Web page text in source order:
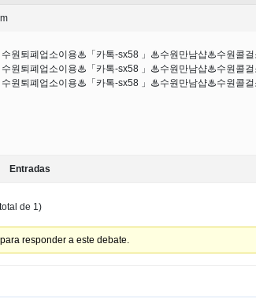
수원퇴폐업소이용♨「카톡-sx58 」♨수원만남샵♨수원콜
수원퇴폐업소이용♨「카톡-sx58 」♨수원만남샵♨수원콜
수원퇴폐업소이용♨「카톡-sx58 」♨수원만남샵♨수원콜
Entradas
de 1)
responder a este debate.